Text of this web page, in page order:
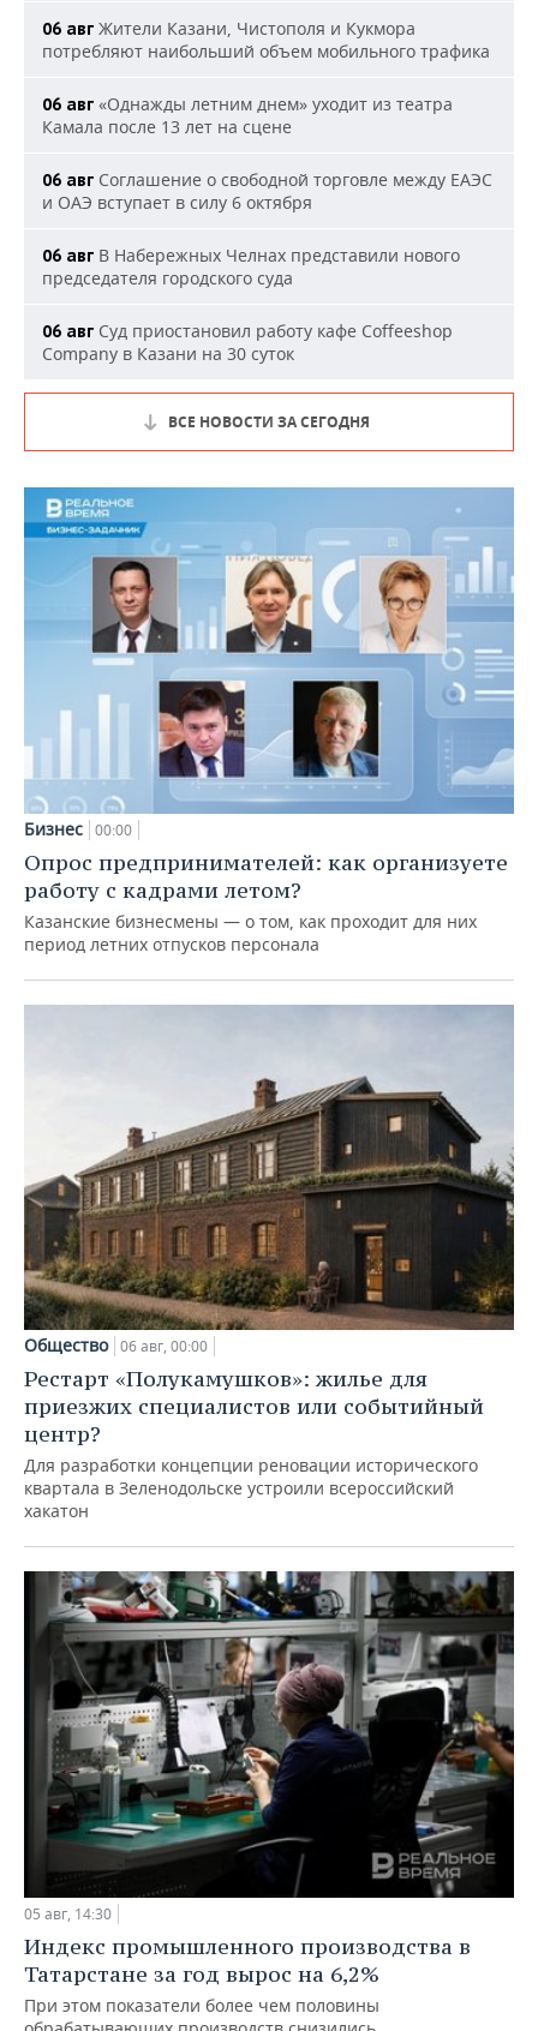
06 авг Жители Казани, Чистополя и Кукмора
потребляют наибольший объем мобильного трафика
06 авг «Однажды летним днем» уходит из театра
Камала после 13 лет на сцене
06 авг Соглашение о свободной торговле между ЕАЭС
и ОАЭ вступает в силу 6 октября
06 авг В Набережных Челнах представили нового
председателя городского суда
06 авг Суд приостановил работу кафе Coffeeshop
Company в Казани на 30 суток
ВСЕ НОВОСТИ ЗА СЕГОДНЯ
Бизнес 00:00
Опрос предпринимателей: как организуете
работу с кадрами летом?
Казанские бизнесмены — о том, как проходит для них
период летних отпусков персонала
Общество 06 авг, 00:00
Рестарт «Полукамушков»: жилье для
приезжих специалистов или событийный
центр?
Для разработки концепции реновации исторического
квартала в Зеленодольске устроили всероссийский
хакатон
05 авг, 14:30
Индекс промышленного производства в
Татарстане за год вырос на 6,2%
При этом показатели более чем половины